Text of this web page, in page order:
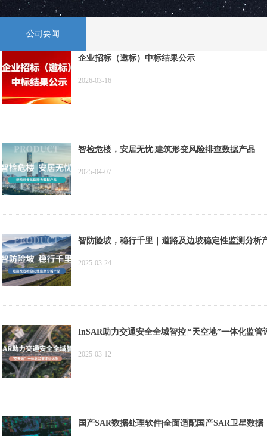
公司要闻
企业招标（邀标）中标结果公示
2026-03-16
智检危楼，安居无忧|建筑形变风险排查数据产品
2025-04-07
智防险坡，稳行千里｜道路及边坡稳定性监测分析
2025-03-24
InSAR助力交通安全全域智控|“天空地”一体化监管
2025-03-12
国产SAR数据处理软件|全面适配国产SAR卫星数据